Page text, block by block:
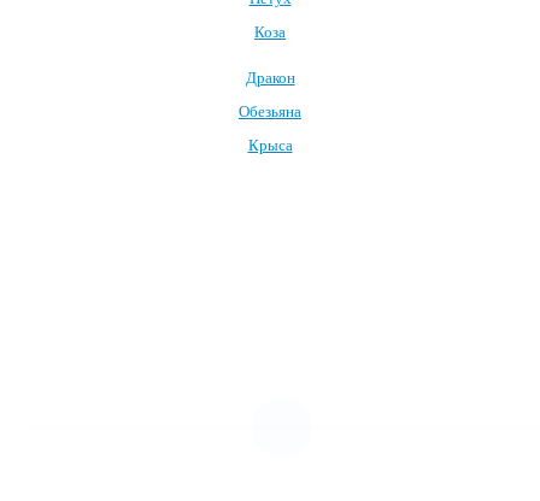
Коза
Дракон
Обезьяна
Крыса